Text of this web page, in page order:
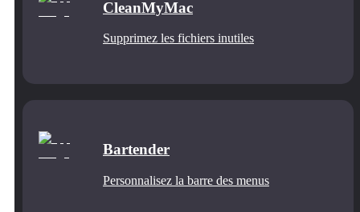
CleanMyMac
Supprimez les fichiers inutiles
Bartender
Personnalisez la barre des menus